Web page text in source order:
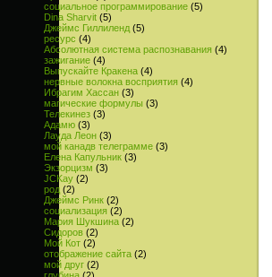
социальное программирование (5)
Dina Sharvit (5)
Джеймс Гиллиленд (5)
ресурс (4)
Абсолютная система распознавания (4)
зажигание (4)
Выпускайте Кракена (4)
нервные волокна восприятия (4)
Ибрагим Хассан (3)
магические формулы (3)
Телекинез (3)
Адамю (3)
Лауда Леон (3)
мой канадв телеграмме (3)
Елена Капульник (3)
Экзорцизм (3)
JCKay (2)
род (2)
Джеймс Ринк (2)
социализация (2)
Мария Шукшина (2)
Сидоров (2)
Мой Кот (2)
отображение сайта (2)
мой друг (2)